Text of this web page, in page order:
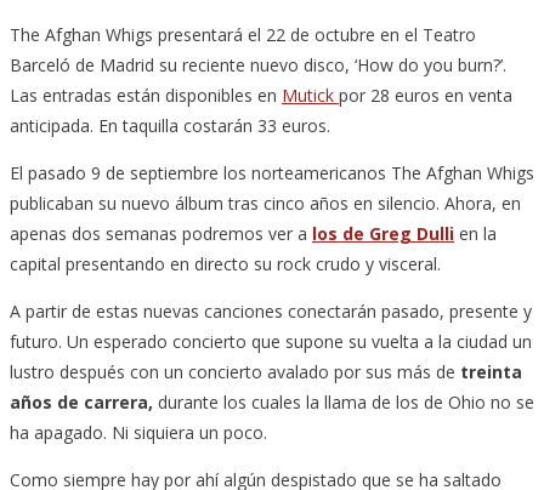
The Afghan Whigs presentará el 22 de octubre en el Teatro
Barceló de Madrid su reciente nuevo disco, ‘How do you burn?’.
Las entradas están disponibles en Mutick por 28 euros en venta
anticipada. En taquilla costarán 33 euros.
El pasado 9 de septiembre los norteamericanos The Afghan Whigs
publicaban su nuevo álbum tras cinco años en silencio. Ahora, en
apenas dos semanas podremos ver a los de Greg Dulli en la
capital presentando en directo su rock crudo y visceral.
A partir de estas nuevas canciones conectarán pasado, presente y
futuro. Un esperado concierto que supone su vuelta a la ciudad un
lustro después con un concierto avalado por sus más de treinta
años de carrera, durante los cuales la llama de los de Ohio no se
ha apagado. Ni siquiera un poco.
Como siempre hay por ahí algún despistado que se ha saltado